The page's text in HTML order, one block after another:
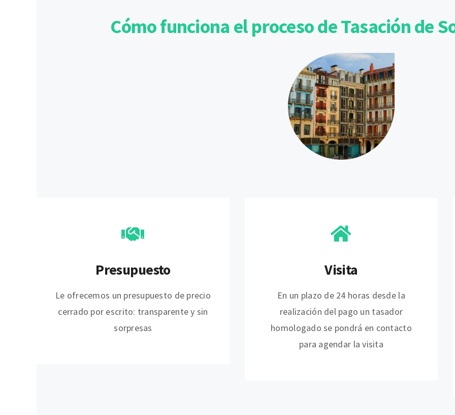
Cómo funciona el proceso de Tasación de
Presupuesto
Le ofrecemos un presupuesto de precio
cerrado por escrito: transparente y sin
sorpresas
Visita
En un plazo de 24 horas desde la
realización del pago un tasador
homologado se pondrá en contacto
para agendar la visita